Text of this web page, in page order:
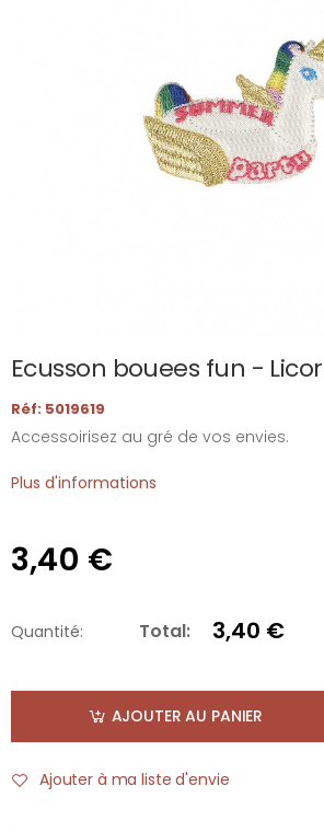
Ecusson bouees fun -
Réf: 5019619
Accessoirisez au gré de vos envies.
Plus d'informations
3,40 €
Quantité: Total: 3,40 €
AJOUTER AU PANIER
Ajouter à ma liste d'envie